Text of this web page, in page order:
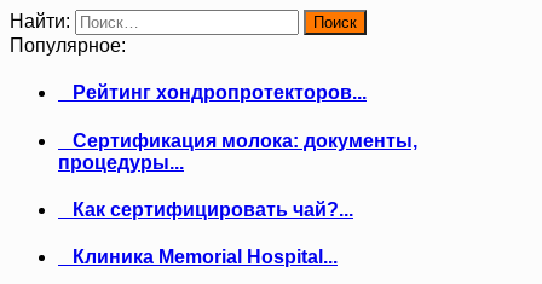
Найти:
Популярное:
Рейтинг хондропротекторов...
Сертификация молока: документы,
процедуры...
Как сертифицировать чай?...
Клиника Memorial Hospital...